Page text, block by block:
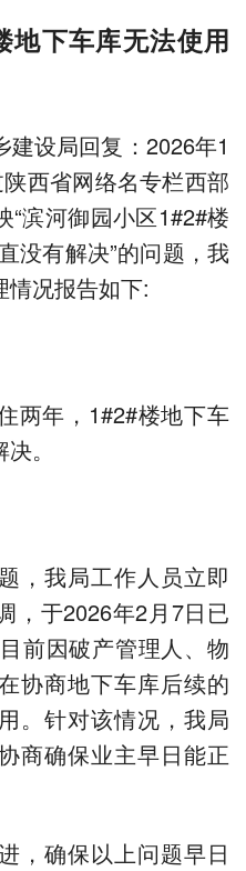
地下车库无法使用
设局回复：2026年1
西省网络名专栏西部
“滨河御园小区1#2#楼
没有解决”的问题，我
情况报告如下:
两年，1#2#楼地下车
。
，我局工作人员立即
，于2026年2月7日已
前因破产管理人、物
协商地下车库后续的
。针对该情况，我局
商确保业主早日能正
，确保以上问题早日